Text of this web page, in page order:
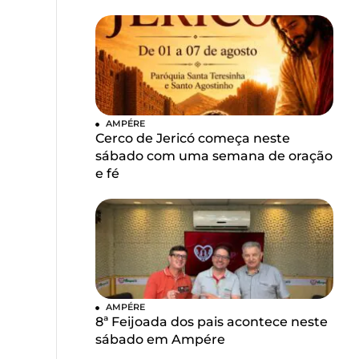
AMPÉRE
Cerco de Jericó começa neste
sábado com uma semana de oração
e fé
AMPÉRE
8ª Feijoada dos pais acontece neste
sábado em Ampére